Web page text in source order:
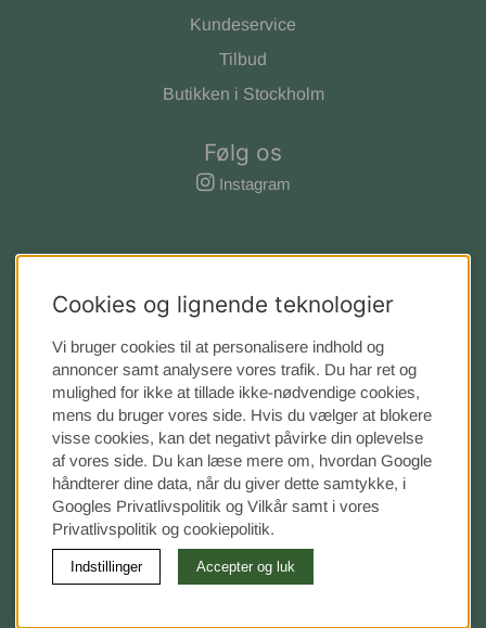
Kundeservice
Tilbud
Butikken i Stockholm
Følg os
Instagram
2026 Sengvaruhuset Elgen. Vi bruger cookies
Cookies og lignende teknologier
Vi bruger cookies til at personalisere indhold og
annoncer samt analysere vores trafik. Du har ret og
mulighed for ikke at tillade ikke-nødvendige cookies,
mens du bruger vores side. Hvis du vælger at blokere
visse cookies, kan det negativt påvirke din oplevelse
af vores side. Du kan læse mere om, hvordan Google
håndterer dine data, når du giver dette samtykke, i
Googles Privatlivspolitik og Vilkår samt i vores
Privatlivspolitik og cookiepolitik.
Indstillinger Accepter og luk